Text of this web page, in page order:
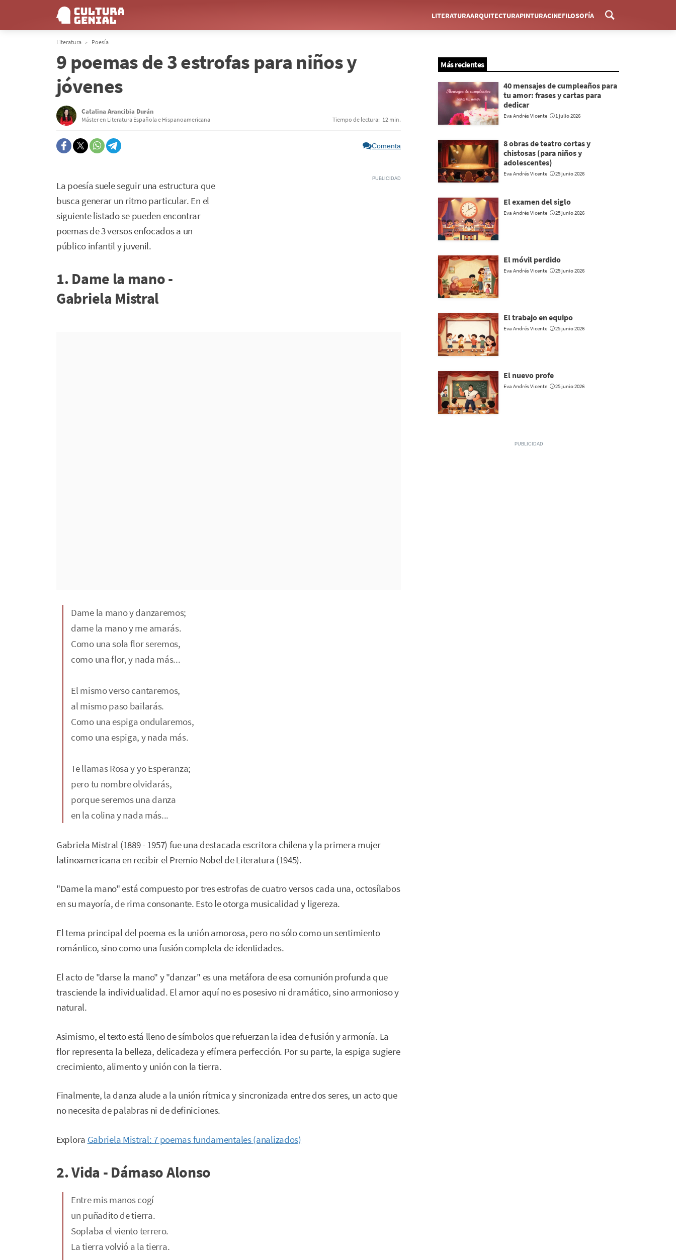
Menú
LITERATURAARQUITECTURAPINTURACINEFILOSOFÍA
Literatura Poesía
9 poemas de 3 estrofas para niños y
jóvenes
Catalina Arancibia Durán
Máster en Literatura Española e Hispanoamericana Tiempo de lectura: 12 min.
Comenta
La poesía suele seguir una estructura que
busca generar un ritmo particular. En el
siguiente listado se pueden encontrar
poemas de 3 versos enfocados a un
público infantil y juvenil.
1. Dame la mano -
Gabriela Mistral
Dame la mano y danzaremos;
dame la mano y me amarás.
Como una sola flor seremos,
como una flor, y nada más...
El mismo verso cantaremos,
al mismo paso bailarás.
Como una espiga ondularemos,
como una espiga, y nada más.
Te llamas Rosa y yo Esperanza;
pero tu nombre olvidarás,
porque seremos una danza
en la colina y nada más...
Gabriela Mistral (1889 - 1957) fue una destacada escritora chilena y la primera mujer
latinoamericana en recibir el Premio Nobel de Literatura (1945).
"Dame la mano" está compuesto por tres estrofas de cuatro versos cada una, octosílabos
en su mayoría, de rima consonante. Esto le otorga musicalidad y ligereza.
El tema principal del poema es la unión amorosa, pero no sólo como un sentimiento
romántico, sino como una fusión completa de identidades.
El acto de "darse la mano" y "danzar" es una metáfora de esa comunión profunda que
trasciende la individualidad. El amor aquí no es posesivo ni dramático, sino armonioso y
natural.
Asimismo, el texto está lleno de símbolos que refuerzan la idea de fusión y armonía. La
flor representa la belleza, delicadeza y efímera perfección. Por su parte, la espiga sugiere
crecimiento, alimento y unión con la tierra.
Finalmente, la danza alude a la unión rítmica y sincronizada entre dos seres, un acto que
no necesita de palabras ni de definiciones.
Explora Gabriela Mistral: 7 poemas fundamentales (analizados)
2. Vida - Dámaso Alonso
Entre mis manos cogí
un puñadito de tierra.
Soplaba el viento terrero.
La tierra volvió a la tierra.
Más recientes
40 mensajes de cumpleaños para
tu amor: frases y cartas para
dedicar
Eva Andrés Vicente 1 julio 2026
8 obras de teatro cortas y
chistosas (para niños y
adolescentes)
Eva Andrés Vicente 25 junio 2026
El examen del siglo
Eva Andrés Vicente 25 junio 2026
El móvil perdido
Eva Andrés Vicente 25 junio 2026
El trabajo en equipo
Eva Andrés Vicente 25 junio 2026
El nuevo profe
Eva Andrés Vicente 25 junio 2026